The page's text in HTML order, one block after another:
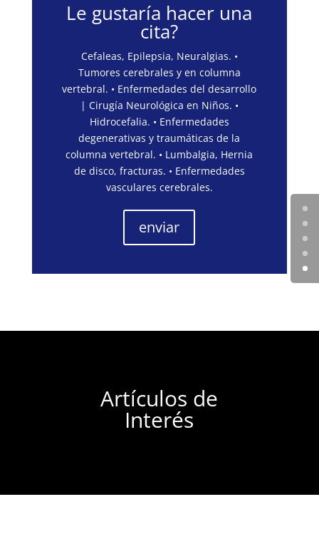
Le gustaría hacer una
cita?
Cefaleas, Epilepsia, Neuralgias. •
Tumores cerebrales y en columna
vertebral. • Enfermedades del desarrollo
| Cirugía Neurológica en Niños. •
Hidrocefalia. • Enfermedades
degenerativas y traumáticas de la
columna vertebral. • Lumbalgia, Hernia
de disco, fracturas. • Enfermedades
vasculares cerebrales.
enviar
Artículos de
Interés